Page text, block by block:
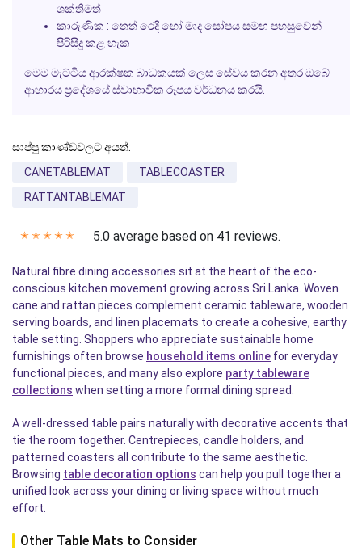
ශක්තිමත්
කාරුණික : තෙත් රෙදි හෝ මෘද සෝපය සමඟ පහසුවෙන්
පිරිසිදු කළ හැක
මෙම මැට්ටිය ආරක්ෂක බාධකයක් ලෙස සේවය කරන අතර ඔබේ
ආහාරය ප්‍රදේශයේ ස්වාභාවික රූපය වර්ධනය කරයි.
සාප්පු කාණ්ඩවලට අයත්:
CANETABLEMAT
TABLECOASTER
RATTANTABLEMAT
✭ ✭ ✭ ✭ ✭ 5.0 average based on 41 reviews.
Natural fibre dining accessories sit at the heart of the eco-
conscious kitchen movement growing across Sri Lanka. Woven
cane and rattan pieces complement ceramic tableware, wooden
serving boards, and linen placemats to create a cohesive, earthy
table setting. Shoppers who appreciate sustainable home
furnishings often browse household items online for everyday
functional pieces, and many also explore party tableware
collections when setting a more formal dining spread.
A well-dressed table pairs naturally with decorative accents that
tie the room together. Centrepieces, candle holders, and
patterned coasters all contribute to the same aesthetic.
Browsing table decoration options can help you pull together a
unified look across your dining or living space without much
effort.
Other Table Mats to Consider